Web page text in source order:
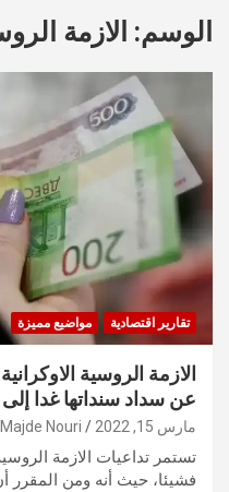
الوسم: الازمة
تقارير اقتصادية مواضيع مميزة
الازمة الروسية
عن سداد سنداتها غدا إلى
مارس 15, 2022 Majde Nouri
تستمر تداعيات الازمة
فشيئا، حيث أنه ومن المقرر